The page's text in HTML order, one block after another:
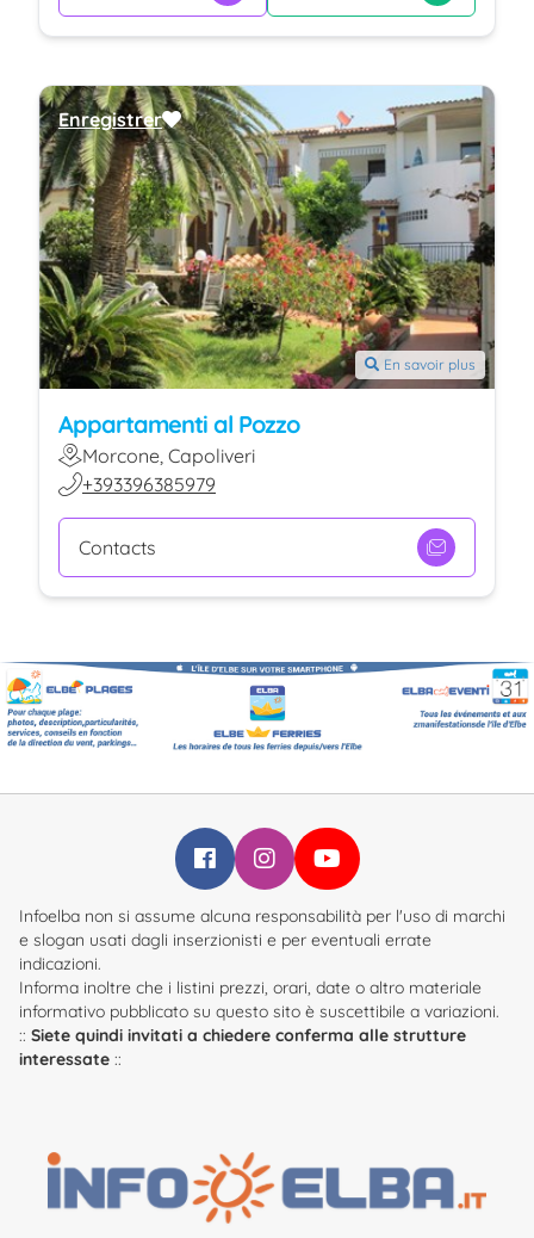
En savoir plus
Appartamenti al Pozzo
Morcone, Capoliveri
+393396385979
Contacts
Enregistrer
Infoelba su Facebook
Infoelba su Instagram
Infoelba su YouTube
Infoelba non si assume alcuna responsabilità per l'uso di marchi
e slogan usati dagli inserzionisti e per eventuali errate
indicazioni.
Informa inoltre che i listini prezzi, orari, date o altro materiale
informativo pubblicato su questo sito è suscettibile a variazioni.
:: Siete quindi invitati a chiedere conferma alle strutture
interessate ::